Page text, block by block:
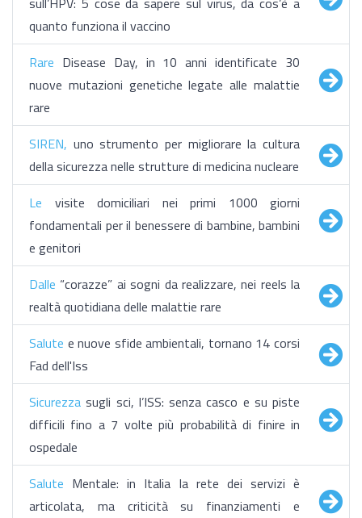
quanto funziona il vaccino
Rare Disease Day, in 10 anni identificate 30
nuove mutazioni genetiche legate alle malattie
rare
SIREN, uno strumento per migliorare la cultura
della sicurezza nelle strutture di medicina nucleare
Le visite domiciliari nei primi 1000 giorni
fondamentali per il benessere di bambine, bambini
e genitori
Dalle “corazze” ai sogni da realizzare, nei reels la
realtà quotidiana delle malattie rare
Salute e nuove sfide ambientali, tornano 14 corsi
Fad dell'Iss
Sicurezza sugli sci, l’ISS: senza casco e su piste
difficili fino a 7 volte più probabilità di finire in
ospedale
Salute Mentale: in Italia la rete dei servizi è
articolata, ma criticità su finanziamenti e